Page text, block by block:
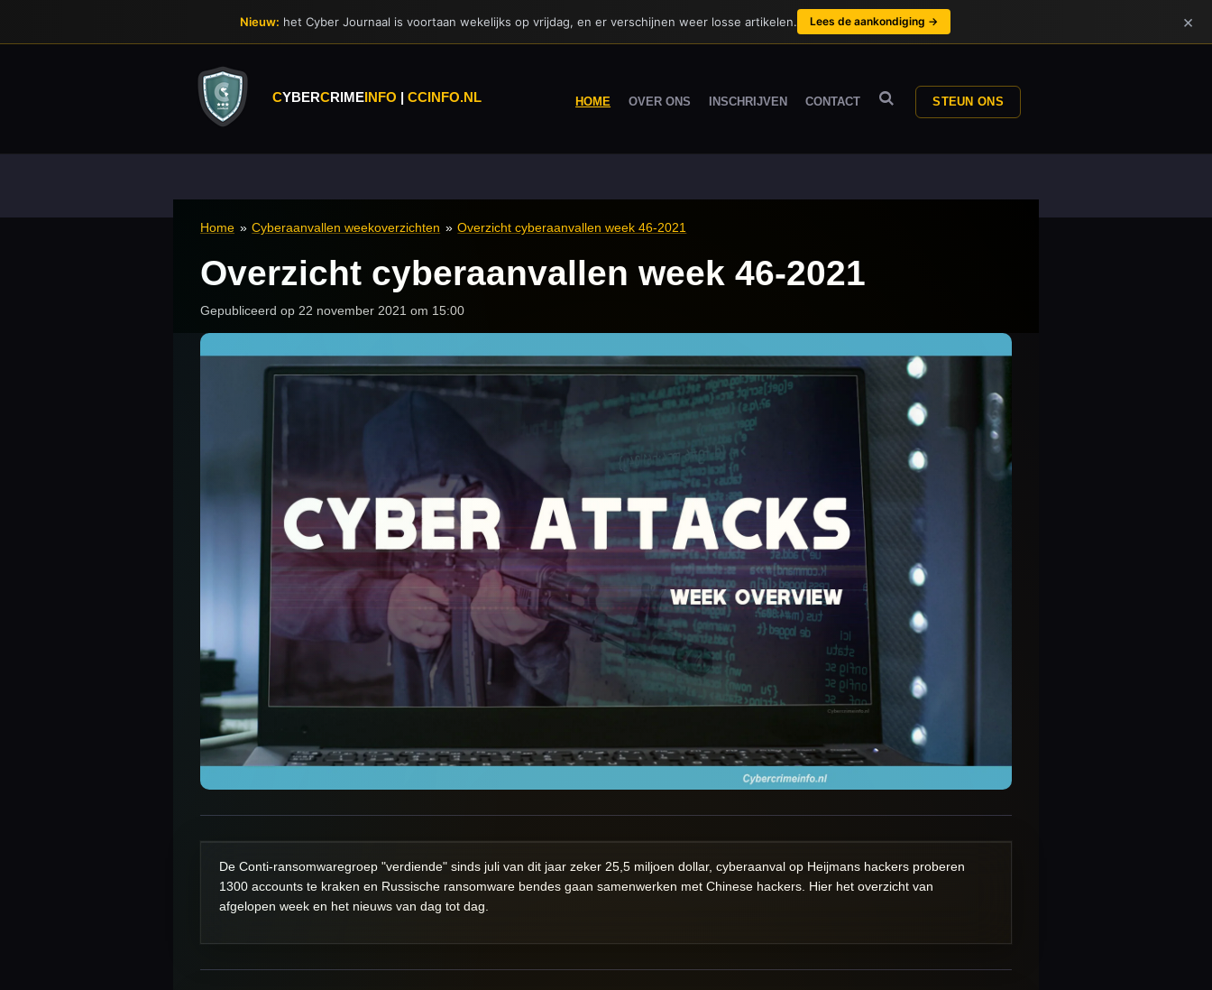
CYBERCRIMEINFO | CCINFO.NL HOME OVER ONS INSCHRIJVEN CONTACT STEUN ONS
Home » Cyberaanvallen weekoverzichten » Overzicht cyberaanvallen week 46-2021
Overzicht cyberaanvallen week 46-2021
Gepubliceerd op 22 november 2021 om 15:00
De Conti-ransomwaregroep "verdiende" sinds juli van dit jaar zeker 25,5 miljoen dollar, cyberaanval op Heijmans hackers proberen
1300 accounts te kraken en Russische ransomware bendes gaan samenwerken met Chinese hackers. Hier het overzicht van
afgelopen week en het nieuws van dag tot dag.
Nieuw: het Cyber Journaal is voortaan wekelijks op vrijdag, en er verschijnen weer losse artikelen. Lees de aankondiging → ×